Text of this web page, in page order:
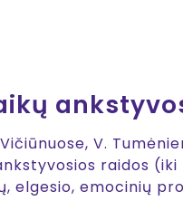
V.
raidos
elgesio, emocinių